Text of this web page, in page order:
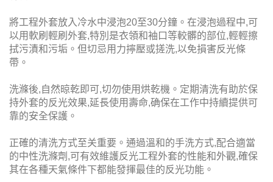
將工程外套放入冷水中浸泡20至30分鐘。在浸泡過程中,可
以用軟刷輕刷外套,特別是衣領和袖口等較髒的部位,輕輕擦
拭污漬和污垢。但切忌用力擰壓或搓洗,以免損害反光條
帶。
洗滌後,自然晾乾即可,切勿使用烘乾機。定期清洗有助於保
持外套的反光效果,延長使用壽命,确保在工作中持續提供可
靠的安全保護。
正確的清洗方式至关重要。通過溫和的手洗方式,配合適當
的中性洗滌劑,可有效維護反光工程外套的性能和外觀,確保
其在各種天氣條件下都能發揮最佳的反光功能。